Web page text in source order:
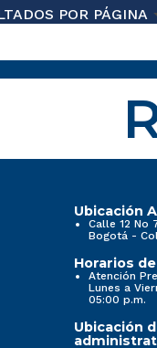
POR PÁGINA
Ubicación
Calle 12 No
Bogotá -
Horarios
Atención
Lunes a
05:00 p.m.
Ubicación